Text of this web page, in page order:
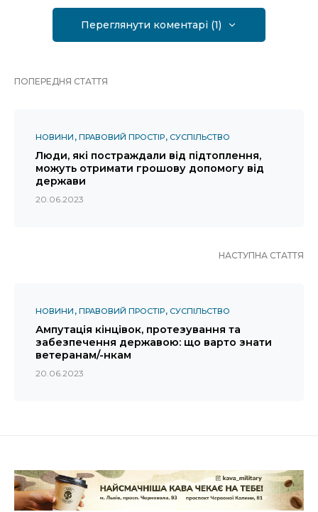
Переглянути коментарі (1)
ПОПЕРЕДНЯ СТАТТЯ
НОВИНИ ПРАВОВИЙ ПРОСТІР СУСПІЛЬСТВО
Люди, які постраждали від підтоплення,
можуть отримати грошову допомогу від
держави
20.06.2023
НАСТУПНА СТАТТЯ
НОВИНИ ПРАВОВИЙ ПРОСТІР СУСПІЛЬСТВО
Ампутація кінцівок, протезування та
забезпечення державою: що варто знати
ветеранам/-нкам
20.06.2023